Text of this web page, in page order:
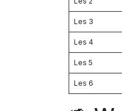
Les 3
Les 4
Les 5
Les 6